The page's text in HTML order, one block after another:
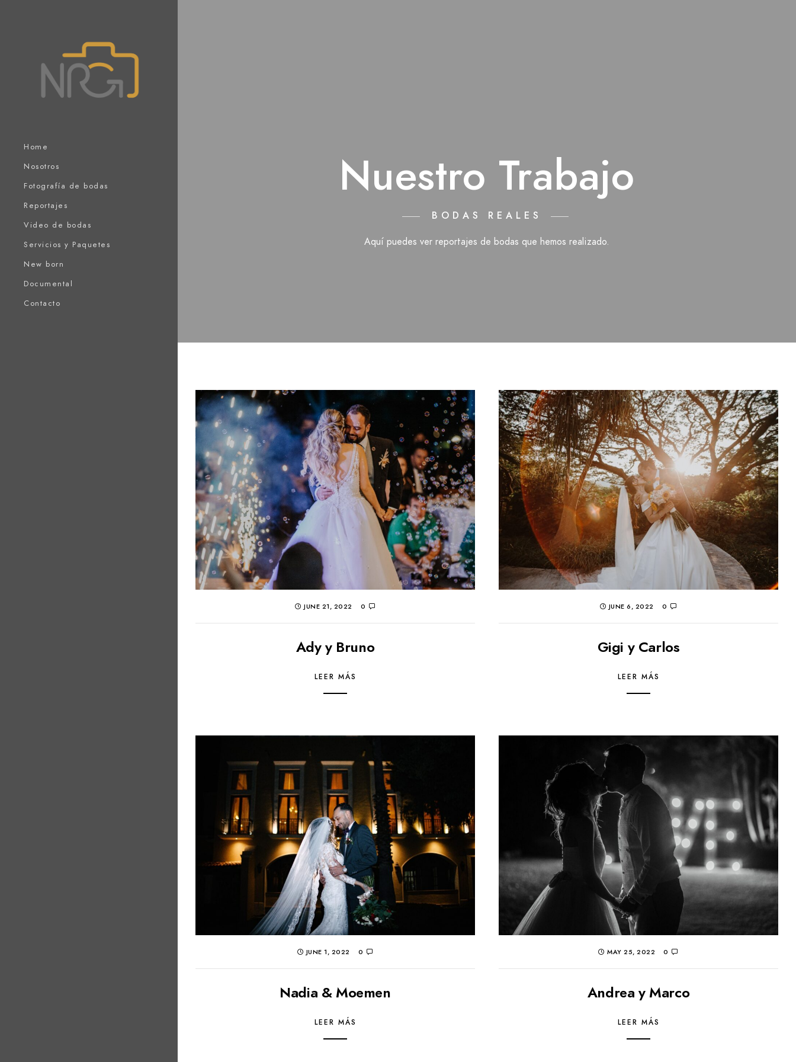
Home
Nosotros
Fotografía de bodas
Reportajes
Video de bodas
Servicios y Paquetes
New born
Documental
Contacto
Nuestro Trabajo
BODAS REALES
Aquí puedes ver reportajes de bodas que hemos realizado.
JUNE 21, 2022 0
Ady y Bruno
LEER MÁS
JUNE 6, 2022 0
Gigi y Carlos
LEER MÁS
JUNE 1, 2022 0
Nadia & Moemen
LEER MÁS
MAY 25, 2022 0
Andrea y Marco
LEER MÁS